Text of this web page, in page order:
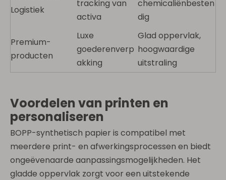
Logistiek
tracking van
activa
chemicaliënbesten
dig
Premium-
producten
Luxe
goederenverp
akking
Glad oppervlak,
hoogwaardige
uitstraling
Voordelen van printen en
personaliseren
BOPP-synthetisch papier is compatibel met
meerdere print- en afwerkingsprocessen en biedt
ongeëvenaarde aanpassingsmogelijkheden. Het
gladde oppervlak zorgt voor een uitstekende